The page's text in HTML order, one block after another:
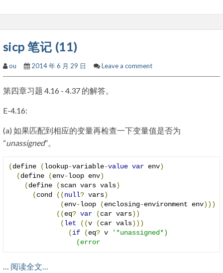
sicp 笔记 (11)
ou 2014 年 6 月 29 日 Leave a comment
第四章习题 4.16 - 4.37 的解答。
E-4.16:
(a) 如果匹配到相应的变量再检查一下变量值是否为
“unassigned”。
(define (lookup-variable-value var env)
(define (env-loop env)
(define (scan vars vals)
(cond ((null? vars)
(env-loop (enclosing-environment env)))
((eq? var (car vars))
(let ((v (car vals)))
(if (eq? v
'*unassigned*)
                 (error
… 阅读全文…